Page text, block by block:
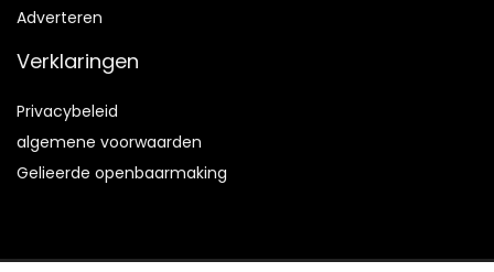
Adverteren
Verklaringen
Privacybeleid
algemene voorwaarden
Gelieerde openbaarmaking